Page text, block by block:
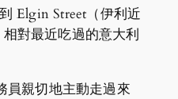
Elgin Street（伊利近
相對最近吃過的意大利
員親切地主動走過來